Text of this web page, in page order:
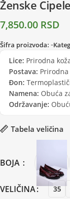
Ženske
7,850.00 RSD
Šifra proizvoda: -
Lice: Prirodna
Postava: Prirodna
Đon:
Namena: Obuća
Održavanje:
Tabela veličina
BOJA
VELIČINA 35